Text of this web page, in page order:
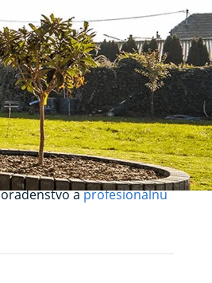
váš interiér a zároveň
aprofesionálnu